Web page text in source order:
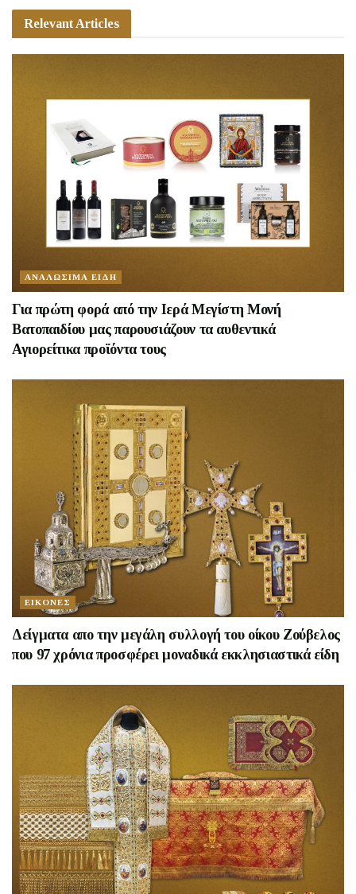
Relevant Articles
ΑΝΑΛΩΣΙΜΑ ΕΙΔΗ
Για πρώτη φορά από την Ιερά Μεγίστη Μονή
Βατοπαιδίου μας παρουσιάζουν τα αυθεντικά
Αγιορείτικα προϊόντα τους
ΕΙΚΟΝΕΣ
Δείγματα απο την μεγάλη συλλογή του οίκου Ζούβελος
που 97 χρόνια προσφέρει μοναδικά εκκλησιαστικά είδη